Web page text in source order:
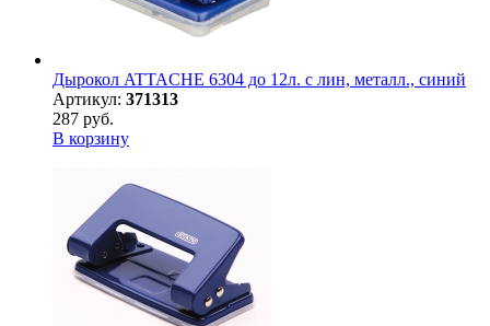
Дырокол ATTACHE 6304 до 12л. с лин, металл., синий
Артикул: 371313
287 руб.
В корзину